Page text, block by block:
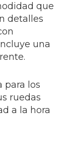
que
detalles
una
para los
ruedas
a la hora